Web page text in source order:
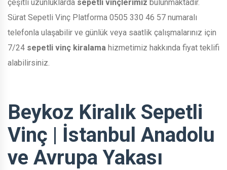
çeşitli uzunluklarda sepetli vinçlerimiz bulunmaktadır.
Sürat Sepetli Vinç Platforma 0505 330 46 57 numaralı
telefonla ulaşabilir ve günlük veya saatlik çalışmalarınız için
7/24 sepetli vinç kiralama hizmetimiz hakkında fiyat teklifi
alabilirsiniz.
Beykoz Kiralık Sepetli
Vinç | İstanbul Anadolu
ve Avrupa Yakası